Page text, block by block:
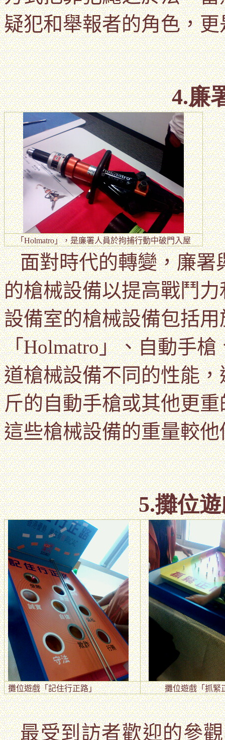
疑犯和舉報者的角色，
4.廉
「Holmatro」，是廉署人員於拘捕行動中破門入屋
面對時代的轉變，廉署
的槍械設備以提高戰鬥
設備室的槍械設備包括
「Holmatro」、自動手槍
道槍械設備不同的性能
斤的自動手槍或其他更
這些槍械設備的重量較
5.攤位
攤位遊戲「記住行正路」 攤位遊戲「抓緊
最受到訪者歡迎的參